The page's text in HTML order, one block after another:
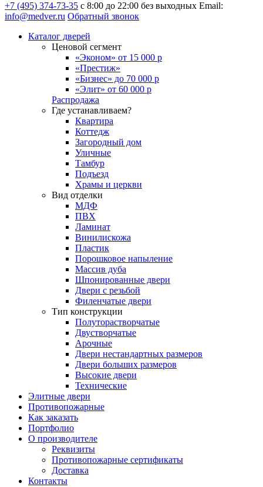
+7 (495) 374-73-35 с 8:00 до 22:00 без выходных Email:
info@medver.ru Обратный звонок
Каталог дверей
Ценовой сегмент
«Эконом» от 15 000 р
«Престиж»
«Бизнес» до 70 000 р
«Элит» от 60 000 р
Распродажа
Где устанавливаем?
Квартира
Коттедж
Загородный дом
Уличные
Тамбур
Подъезд
Храмы и церкви
Вид отделки
МДФ
ПВХ
Ламинат
Винилискожа
Пластик
Порошковое напыление
Массив дуба
Шпонированные двери
Двери с резьбой
Филенчатые двери
Тип конструкции
Полуторастворчатые
Двустворчатые
Арочные
Двери нестандартных размеров
Двери больших размеров
Высокие двери
Технические
Элитные двери
Противопожарные
Как заказать
Портфолио
О производителе
Реквизиты
Противопожарные сертификаты
Доставка
Контакты